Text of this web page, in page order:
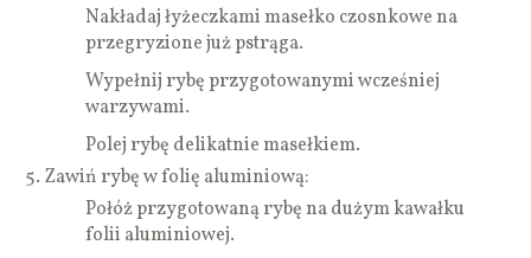
Nakładaj łyżeczkami masełko czosnkowe na
przegryzione już pstrąga.
Wypełnij rybę przygotowanymi wcześniej
warzywami.
Polej rybę delikatnie masełkiem.
Zawiń rybę w folię aluminiową:
Połóż przygotowaną rybę na dużym kawałku
folii aluminiowej.